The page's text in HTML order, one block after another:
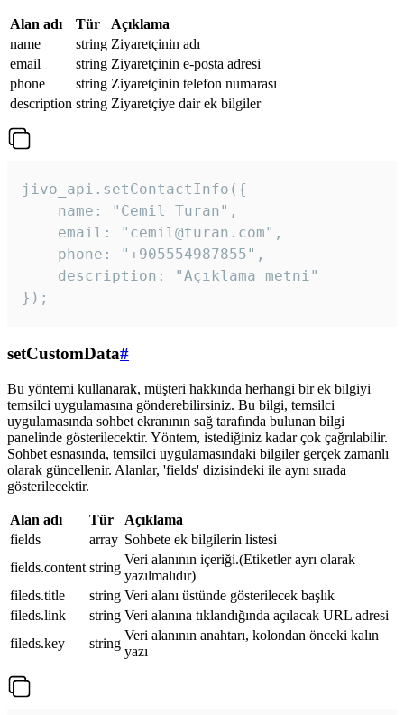
Alan adı Tür
Açıklama
name
string Ziyaretçinin adı
email
string Ziyaretçinin e-posta adresi
phone
string Ziyaretçinin telefon numarası
description string Ziyaretçiye dair ek bilgiler
jivo_api.setContactInfo({
    name: "Cemil Turan",
    email: "cemil@turan.com",
    phone: "+905554987855",
    description: "Açıklama metni"
});
setCustomData#
Bu yöntemi kullanarak, müşteri hakkında herhangi bir ek bilgiyi
temsilci uygulamasına gönderebilirsiniz. Bu bilgi, temsilci
uygulamasında sohbet ekranının sağ tarafında bulunan bilgi
panelinde gösterilecektir. Yöntem, istediğiniz kadar çok çağrılabilir.
Sohbet esnasında, temsilci uygulamasındaki bilgiler gerçek zamanlı
olarak güncellenir. Alanlar, 'fields' dizisindeki ile aynı sırada
gösterilecektir.
Alan adı Tür
Açıklama
fields
array Sohbete ek bilgilerin listesi
fields.content string
Veri alanının içeriği.(Etiketler ayrı olarak
yazılmalıdır)
fileds.title
string Veri alanı üstünde gösterilecek başlık
fileds.link
string Veri alanına tıklandığında açılacak URL adresi
fileds.key
string
Veri alanının anahtarı, kolondan önceki kalın
yazı